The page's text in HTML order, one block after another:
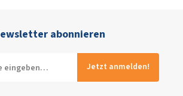
abonnieren
Jetzt anmelden!